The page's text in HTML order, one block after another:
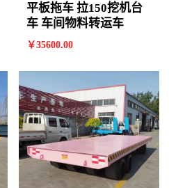
平板拖车 拉150挖机台
车 车间物料转运车
￥35600.00